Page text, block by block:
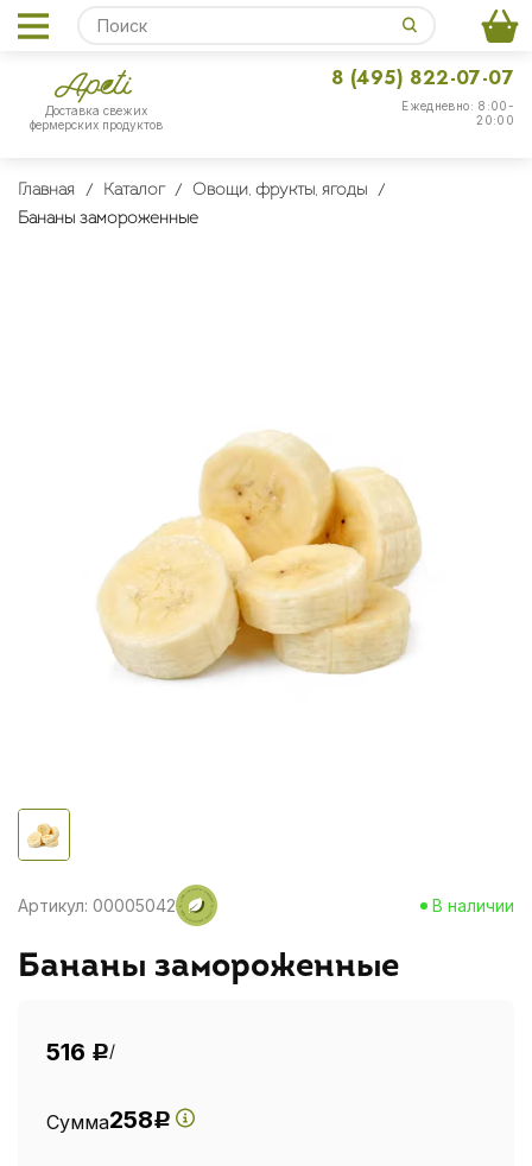
Доставка свежих
фермерских продуктов
Ежедневно: 8:00-
20:00
8 (495) 822-07-07
Главная Каталог
Овощи, фрукты, ягоды
Бананы замороженные
Артикул: 00005042 В наличии
Бананы замороженные
516 Р/
Сумма258Р